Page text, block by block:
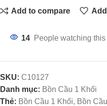
Add to compare
14 People watching
SKU: C10127
Danh mục: Bồn Cầu 1 Khối
Thẻ: Bồn Cầu 1 Khối, Bồn